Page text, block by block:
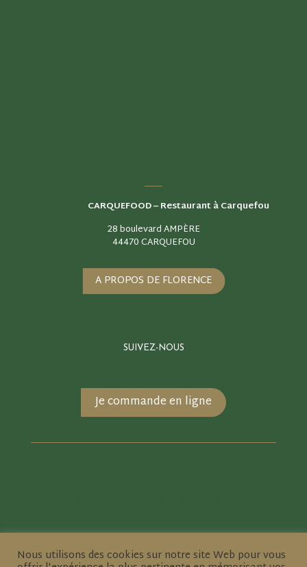
CARQUEFOOD –Restaurant à Carquefou
28 boulevard AMPÈRE
44470 CARQUEFOU
A PROPOS DE FLORENCE
SUIVEZ-NOUS
Je commande en ligne
Nous utilisons des cookies sur notre site Web pour vous